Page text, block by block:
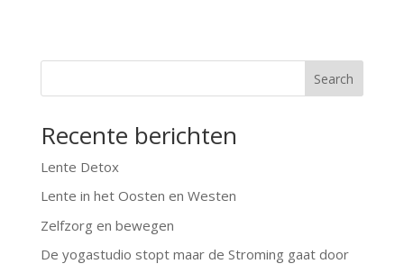
Search
Recente berichten
Lente Detox
Lente in het Oosten en Westen
Zelfzorg en bewegen
De yogastudio stopt maar de Stroming gaat door